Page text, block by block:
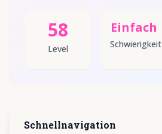
58
Level
Einfach
Schwierigkeit
Schnellnavigation